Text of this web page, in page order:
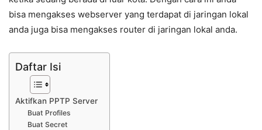
bisa mengakses webserver yang terdapat di jaringan lokal
anda juga bisa mengakses router di jaringan lokal anda.
Daftar Isi
Aktifkan PPTP Server
Buat Profiles
Buat Secret